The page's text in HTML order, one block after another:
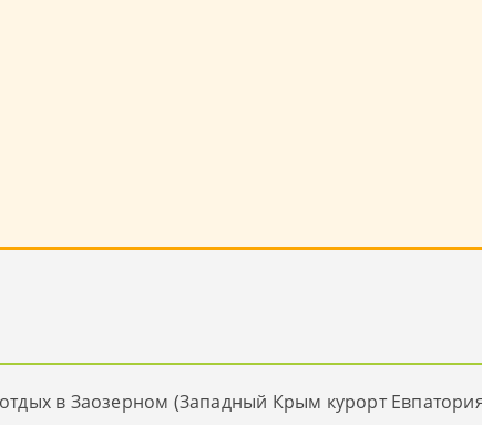
в Заозерном (Западный Крым курорт